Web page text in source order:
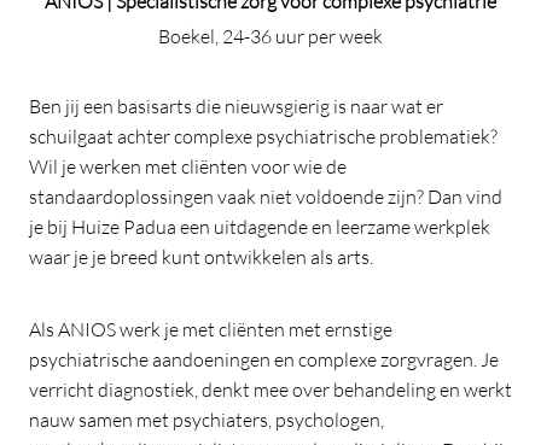
Boekel, 24-36 uur per week
Ben jij een basisarts die nieuwsgierig is naar wat er
schuilgaat achter complexe psychiatrische problematiek?
Wil je werken met cliënten voor wie de
standaardoplossingen vaak niet voldoende zijn? Dan vind
je bij Huize Padua een uitdagende en leerzame werkplek
waar je je breed kunt ontwikkelen als arts.
Als ANIOS werk je met cliënten met ernstige
psychiatrische aandoeningen en complexe zorgvragen. Je
verricht diagnostiek, denkt mee over behandeling en werkt
nauw samen met psychiaters, psychologen,